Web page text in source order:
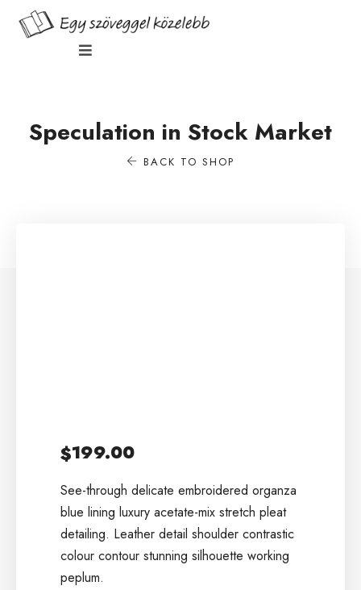
Speculation in Stock Market
BACK TO SHOP
$199.00
See-through delicate embroidered organza
blue lining luxury acetate-mix stretch pleat
detailing. Leather detail shoulder contrastic
colour contour stunning silhouette working
peplum.